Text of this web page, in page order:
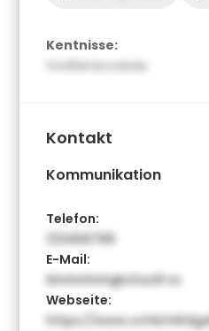
Kentnisse:
Vcdferaccasas
Kontakt
Kommunikation
Telefon:
123456789
E-Mail:
bhnhnhnh@sfssdf.vx
Webseite:
https://